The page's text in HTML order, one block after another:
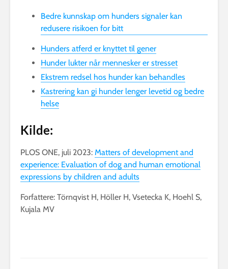
Bedre kunnskap om hunders signaler kan
redusere risikoen for bitt
Hunders atferd er knyttet til gener
Hunder lukter når mennesker er stresset
Ekstrem redsel hos hunder kan behandles
Kastrering kan gi hunder lenger levetid og bedre
helse
Kilde:
PLOS ONE, juli 2023: Matters of development and
experience: Evaluation of dog and human emotional
expressions by children and adults
Forfattere: Törnqvist H, Höller H, Vsetecka K, Hoehl S,
Kujala MV